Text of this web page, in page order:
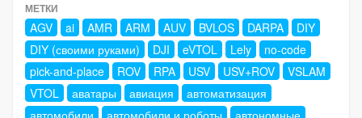
МЕТКИ
AGV ai AMR ARM AUV BVLOS DARPA
DIY
DIY (своими руками)
DJI eVTOL Lely
no-code
pick-and-place
ROV RPA USV USV+ROV
VSLAM
VTOL
аватары авиация
автоматизация